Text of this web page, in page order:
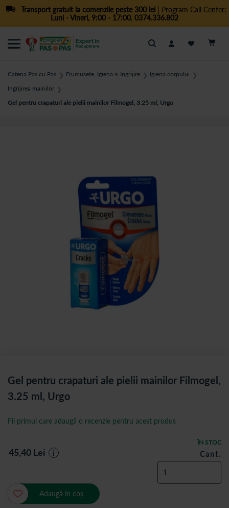
Transport gratuit la comenzile peste 300 lei| Program Call Center:
Luni - Vineri, 9:00 - 17:00, 0374.336.802
Cautare
Catena Pas cu Pas ❯ Frumusete, Igiena si Ingrijire ❯ Igiena corpului ❯
Ingrijirea mainilor ❯
Gel pentru crapaturi ale pielii mainilor Filmogel, 3.25 ml, Urgo
Gel pentru crapaturi ale pielii mainilor Filmogel,
3.25 ml, Urgo
ÎN STOC
Fii primul care adaugă o recenzie pentru acest produs
45,40 Lei i Cant.
Adaugă în coș